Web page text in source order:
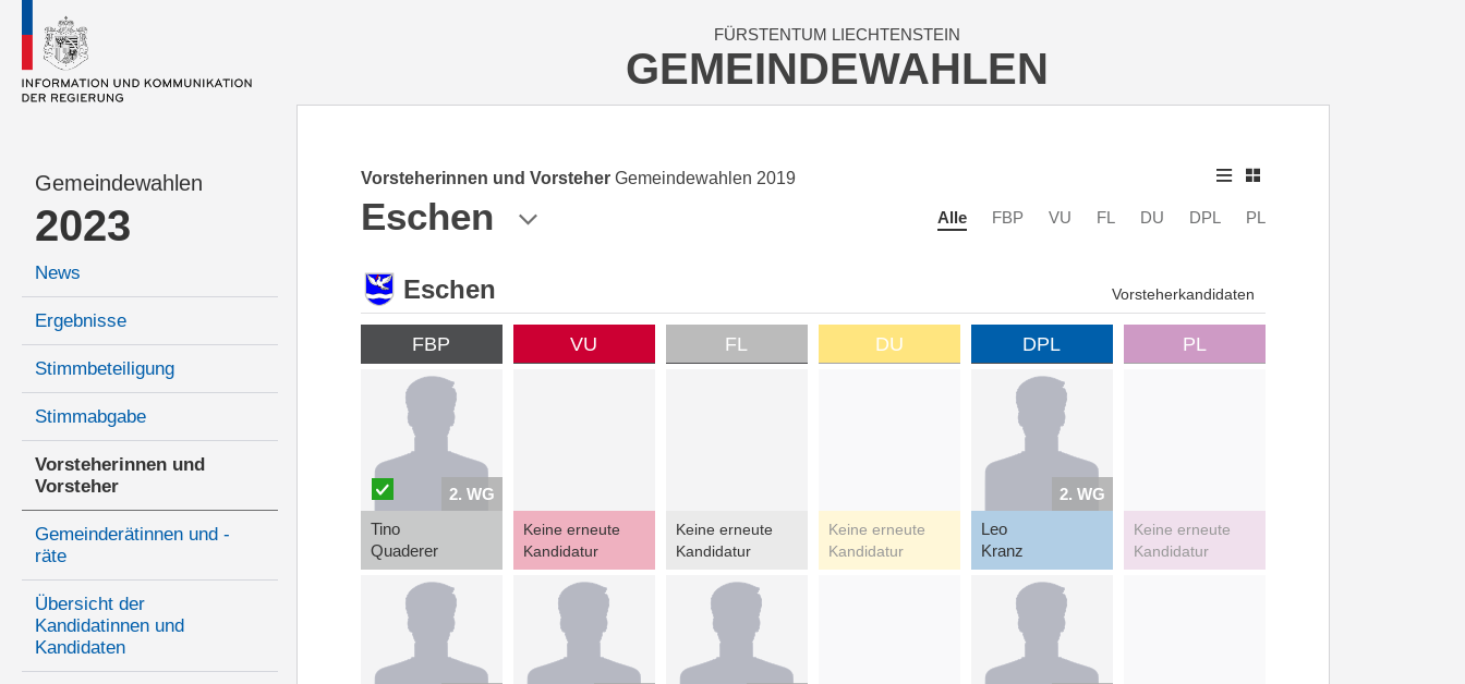
FÜRSTENTUM LIECHTENSTEIN
GEMEINDEWAHLEN
Gemeindewahlen
2023
News
Ergebnisse
Stimmbeteiligung
Stimmabgabe
Vorsteherinnen und
Vorsteher
Gemeinderätinnen und -
räte
Übersicht der
Kandidatinnen und
Kandidaten
Vorsteherinnen und Vorsteher Gemeindewahlen 2019
Eschen Alle FBP VU FL DU DPL PL
Eschen Vorsteherkandidaten
FBP
2. WG
Tino
Quaderer
VU
Keine erneute
Kandidatur
FL
Keine erneute
Kandidatur
DU
Keine erneute
Kandidatur
DPL
2. WG
Leo
Kranz
PL
Keine erneute
Kandidatur